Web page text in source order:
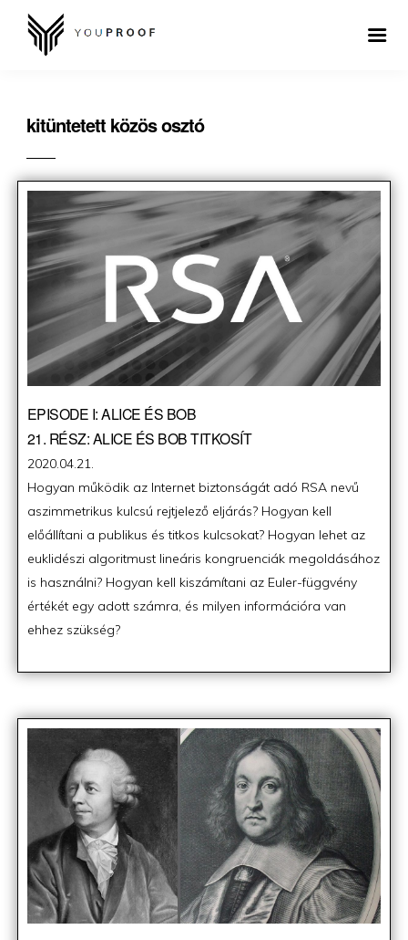
kitüntetett közös osztó
EPISODE I: ALICE ÉS BOB
21. RÉSZ: ALICE ÉS BOB TITKOSÍT
Posted
on
2020.04.21.
Hogyan működik az Internet biztonságát adó RSA nevű
aszimmetrikus kulcsú rejtjelező eljárás? Hogyan kell
előállítani a publikus és titkos kulcsokat? Hogyan lehet az
euklidészi algoritmust lineáris kongruenciák megoldásához
is használni? Hogyan kell kiszámítani az Euler-függvény
értékét egy adott számra, és milyen információra van
ehhez szükség?